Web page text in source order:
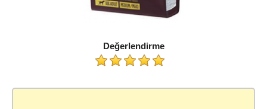
Değerlendirme